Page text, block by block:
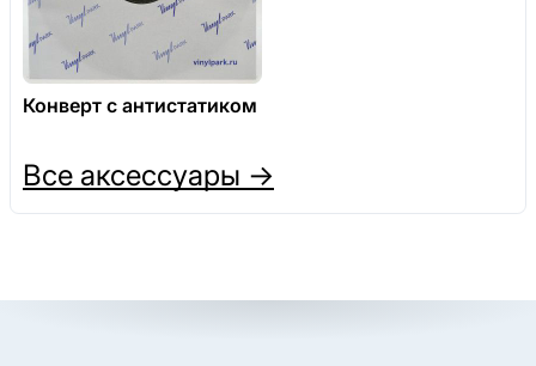
Конверт с антистатиком
Все аксессуары →